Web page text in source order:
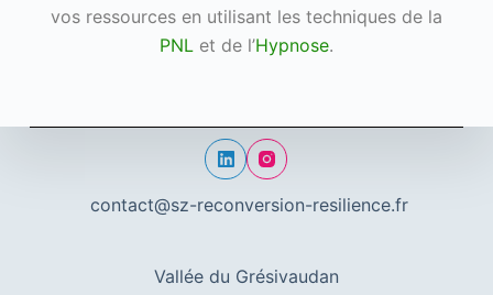
vos ressources en utilisant les techniques de la
PNL et de l’Hypnose.
contact@sz-reconversion-resilience.fr
Vallée du Grésivaudan